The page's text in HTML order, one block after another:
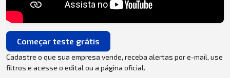
Começar teste grátis
Cadastre o que sua empresa vende, receba alertas por e-mail, use
filtros e acesse o edital ou a página oficial.